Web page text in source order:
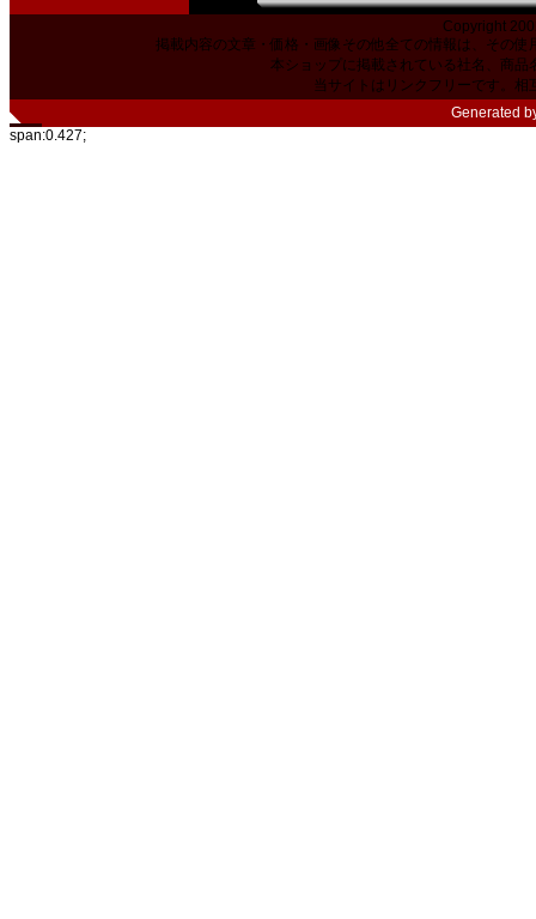
Copyright
掲載内容の文章・価格・画像その他全ての情報は、その
本ショップに掲載されている社名、商
当サイトはリンクフリーです。相
Generated
span:0.427;